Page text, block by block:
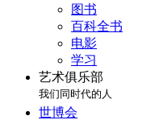
图书
百科全书
电影
学习
艺术俱乐部
我们同时代的人
世博会